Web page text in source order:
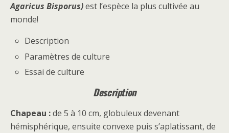
Agaricus Bisporus)est l’espèce la plus cultivée au
monde!
Description
Paramètres de culture
Essai de culture
Description
Chapeau :de 5 à 10 cm, globuleux devenant
hémisphérique, ensuite convexe puis s’aplatissant, de